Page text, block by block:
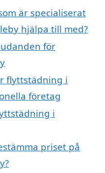
är specialiserat
hjälpa till med?
för
flyttstädning i
företag
i
priset på